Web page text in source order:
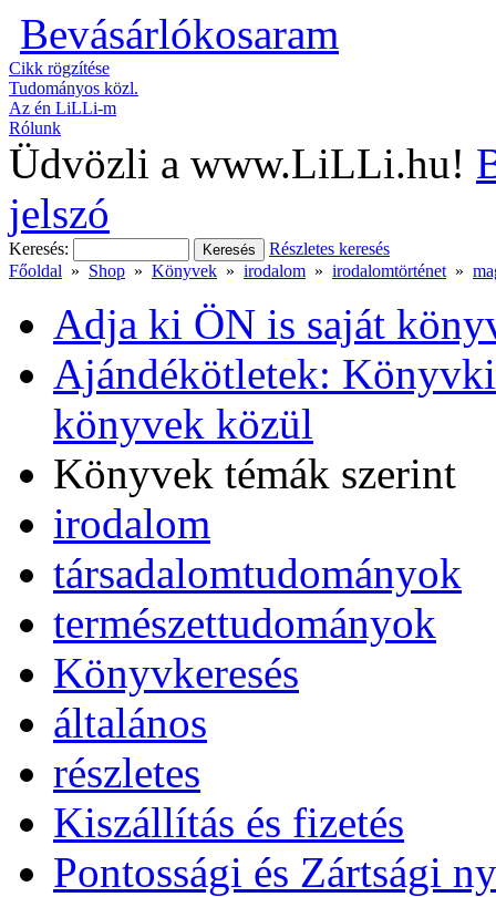
Bevásárlókosaram
Cikk rögzítése
Tudományos közl.
Az én LiLLi-m
Rólunk
Üdvözli a www.LiLLi.hu!
jelszó
Keresés:
Részletes keresés
Főoldal » Shop » Könyvek » irodalom » irodalomtörténet »
Adja ki ÖN is saját
Ajándékötletek:
könyvek közül
Könyvek témák szerint
irodalom
társadalomtudományok
természettudományok
Könyvkeresés
általános
részletes
Kiszállítás és fizetés
Pontossági és Zártsági